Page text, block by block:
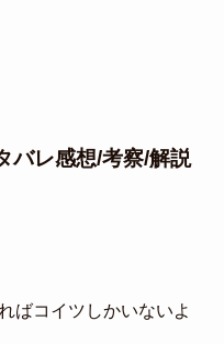
バレ感想/考察/解説
ばコイツしかいないよ